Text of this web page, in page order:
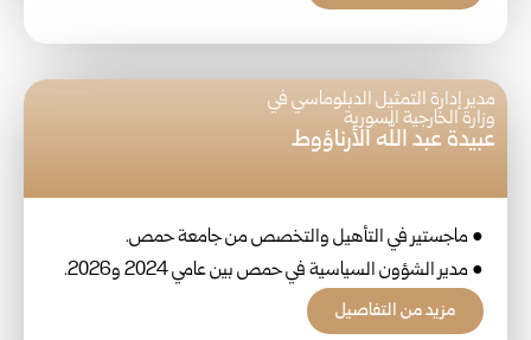
مدير إدارة التمثيل الدبلوماسي في
وزارة الخارجية السورية
عبيدة عبد الله الأرناؤوط
● ماجستير في التأهيل والتخصص من جامعة حمص.
● مدير الشؤون السياسية في حمص بين عامي 2024 و2026.
مزيد من التفاصيل